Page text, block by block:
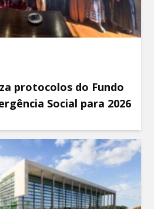
protocolos do Fundo
Social para 2026